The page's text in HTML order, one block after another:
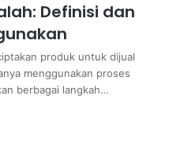
Definisi dan
produk untuk dijual
menggunakan proses
berbagai langkah…